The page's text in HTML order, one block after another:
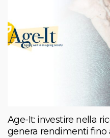
Age-It: investire nella
genera rendimenti fino